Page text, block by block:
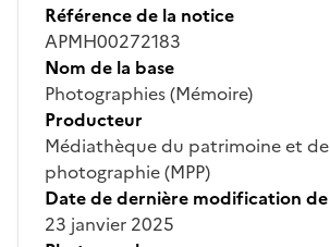
Référence de la notice
APMH00272183
Nom de la base
Photographies (Mémoire)
Producteur
Médiathèque du patrimoine et
photographie (MPP)
Date de dernière modification
23 janvier 2025